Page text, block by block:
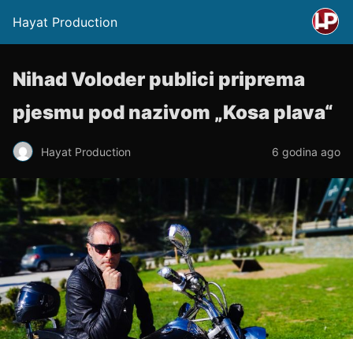
Hayat Production
Nihad Voloder publici priprema
pjesmu pod nazivom „Kosa plava“
Hayat Production 6 godina ago